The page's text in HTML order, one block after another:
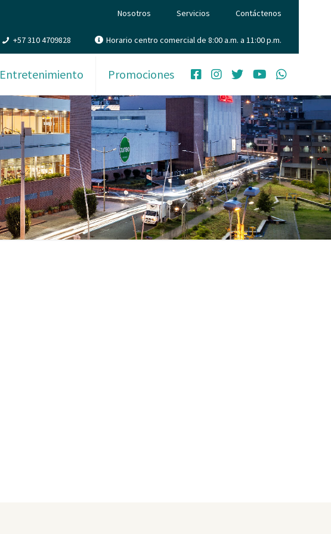
Nosotros Servicios Contáctenos
+57 310 4709828 Horario centro comercial de 8:00 a.m. a 11:00 p.m.
Entretenimiento Promociones